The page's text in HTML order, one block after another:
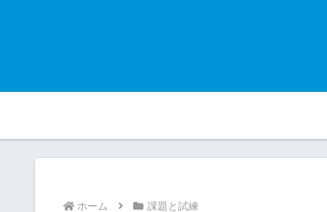
ホーム 課題と試練